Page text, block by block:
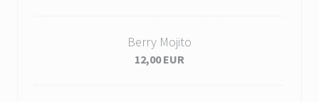
Berry Mojito
12,00 EUR